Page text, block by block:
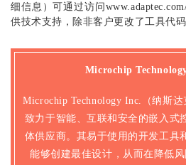
细信息）可通过访问
供技术支持，除非客户更改了工具代码
Microchip
Microchip Technology Inc.（纳斯
致力于智能、互联和安全的嵌入式
体供应商。其易于使用的开发工具
能够创建最佳设计，从而在降低